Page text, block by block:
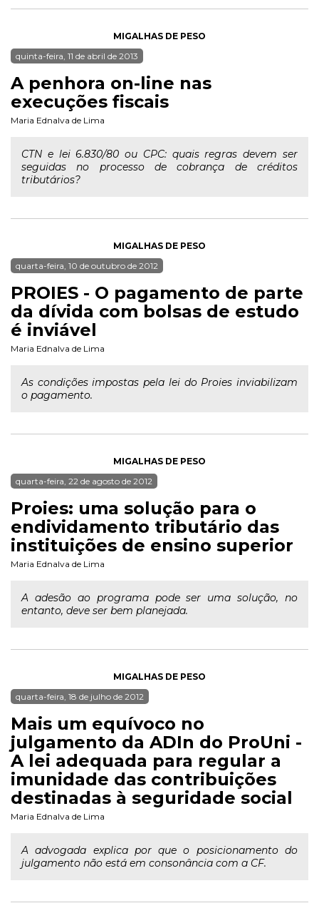
MIGALHAS DE PESO
quinta-feira, 11 de abril de 2013
A penhora on-line nas
execuções fiscais
Maria Ednalva de Lima
CTN e lei 6.830/80 ou CPC: quais regras devem ser
seguidas no processo de cobrança de créditos
tributários?
MIGALHAS DE PESO
quarta-feira, 10 de outubro de 2012
PROIES - O pagamento de parte
da dívida com bolsas de estudo
é inviável
Maria Ednalva de Lima
As condições impostas pela lei do Proies inviabilizam
o pagamento.
MIGALHAS DE PESO
quarta-feira, 22 de agosto de 2012
Proies: uma solução para o
endividamento tributário das
instituições de ensino superior
Maria Ednalva de Lima
A adesão ao programa pode ser uma solução, no
entanto, deve ser bem planejada.
MIGALHAS DE PESO
quarta-feira, 18 de julho de 2012
Mais um equívoco no
julgamento da ADIn do ProUni -
A lei adequada para regular a
imunidade das contribuições
destinadas à seguridade social
Maria Ednalva de Lima
A advogada explica por que o posicionamento do
julgamento não está em consonância com a CF.